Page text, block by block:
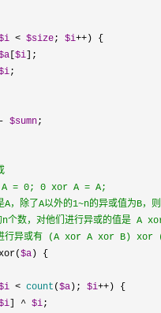
< $size; $i++
$i
$sumn
A = 0; 0 xor A = A;
A，除了A以外的1~n的异或值为
n个数，对他们进行异或的值是 A
进行异或有 (A xor A xor B) xor
$a
< count ($a ); $i++
] ^ $i